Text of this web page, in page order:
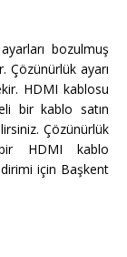
bozulmuş
Çözünürlük ayarı
HDMI kablosu
bir kablo satın
Çözünürlük
bir HDMI kablo
için Başkent